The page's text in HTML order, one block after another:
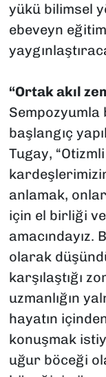
yükü bilimsel
ebeveyn
“Ortak akıl
başlangıç
Tugay,
anlamak,
için el birliği
amacındayız.
olarak
karşılaştığı
uzmanlığın
hayatın
konuşmak
uğur böceği